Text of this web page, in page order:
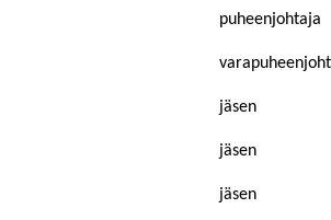
puheenjohtaja
jäsen
jäsen
jäsen